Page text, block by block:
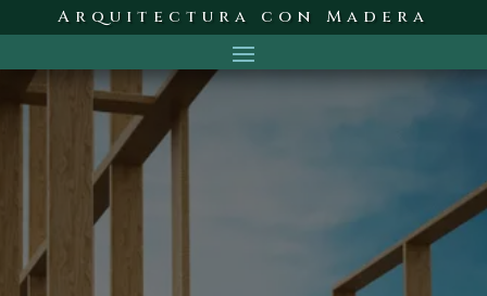
Arquitectura con Madera